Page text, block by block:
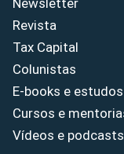
Newsletter
Revista
Tax Capital
Colunistas
E-books e estudos
Cursos e
Vídeos e podcasts